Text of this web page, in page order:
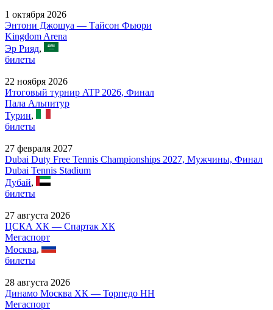
1 октября 2026
Энтони Джошуа — Тайсон Фьюри
Kingdom Arena
Эр Рияд,
билеты
22 ноября 2026
Итоговый турнир ATP 2026, Финал
Пала Альпитур
Турин,
билеты
27 февраля 2027
Dubai Duty Free Tennis Championships 2027, Мужчины, Финал
Dubai Tennis Stadium
Дубай,
билеты
27 августа 2026
ЦСКА ХК — Спартак ХК
Мегаспорт
Москва,
билеты
28 августа 2026
Динамо Москва ХК — Торпедо НН
Мегаспорт